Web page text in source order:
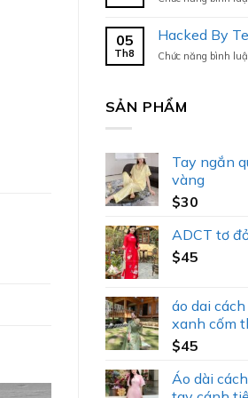
05
Th8
Hacked By
Chức năng bình
SẢN PHẨM
Tay ngắn
vàng
$30
ADCT tơ
$45
áo dai
xanh cốm
$45
Áo dài